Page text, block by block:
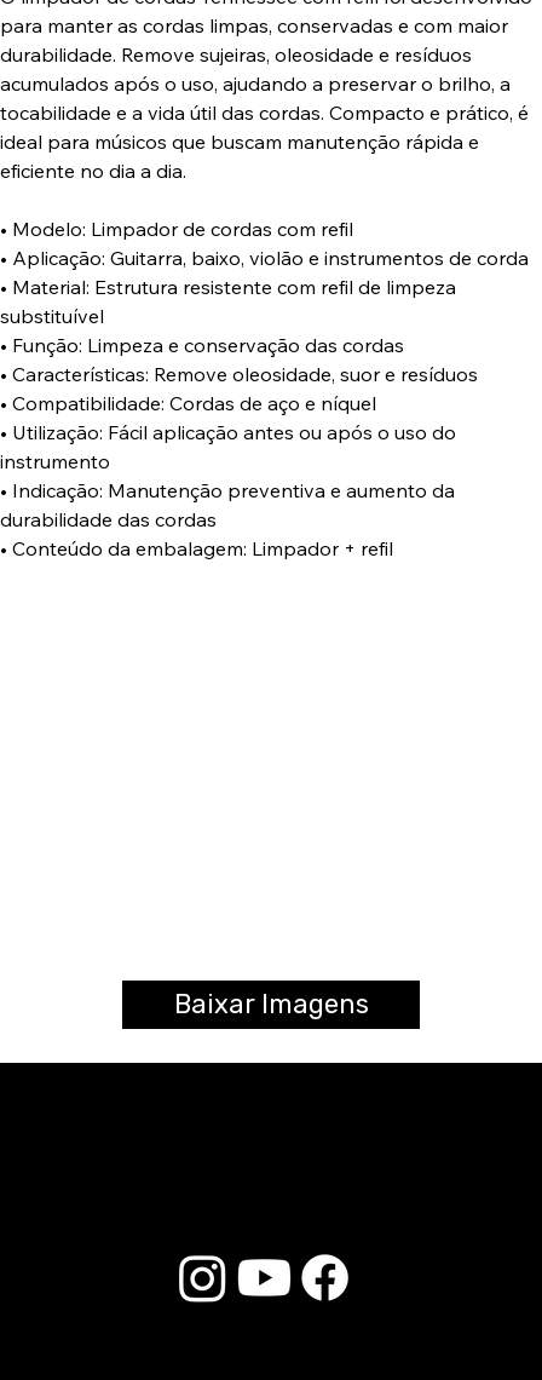
para manter as cordas limpas, conservadas e com maior
durabilidade. Remove sujeiras, oleosidade e resíduos
acumulados após o uso, ajudando a preservar o brilho, a
tocabilidade e a vida útil das cordas. Compacto e prático, é
ideal para músicos que buscam manutenção rápida e
eficiente no dia a dia.
• Modelo: Limpador de cordas com refil
• Aplicação: Guitarra, baixo, violão e instrumentos de corda
• Material: Estrutura resistente com refil de limpeza
substituível
• Função: Limpeza e conservação das cordas
• Características: Remove oleosidade, suor e resíduos
• Compatibilidade: Cordas de aço e níquel
• Utilização: Fácil aplicação antes ou após o uso do
instrumento
• Indicação: Manutenção preventiva e aumento da
durabilidade das cordas
• Conteúdo da embalagem: Limpador + refil
Baixar Imagens